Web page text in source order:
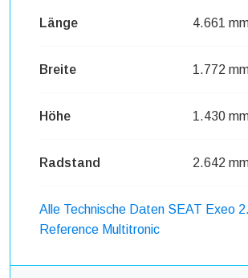
Länge 4.661
Breite 1.772
Höhe 1.430
Radstand 2.642
Alle Technische Daten SEAT Exeo
Reference Multitronic